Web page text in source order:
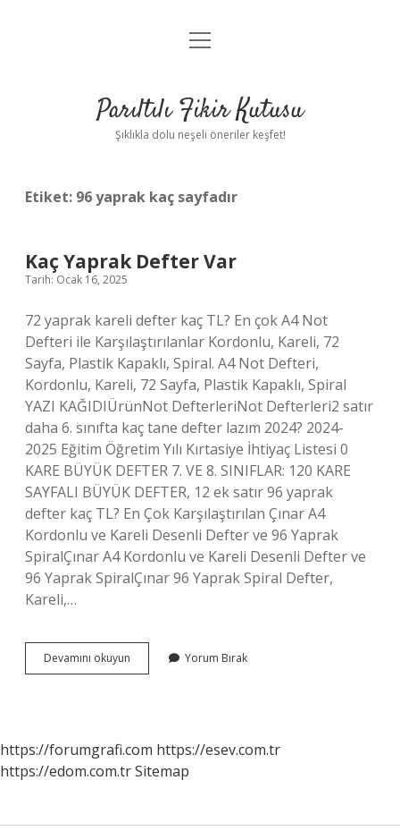
Anasayfa
Yasal Uyarı
menüyü
Parıltılı Fikir Kutusu
Şıklıkla dolu neşeli öneriler keşfet!
Etiket: 96 yaprak kaç sayfadır
Kaç Yaprak Defter Var
Tarih: Ocak 16, 2025
72 yaprak kareli defter kaç TL? En çok A4 Not
Defteri ile Karşılaştırılanlar Kordonlu, Kareli, 72
Sayfa, Plastik Kapaklı, Spiral. A4 Not Defteri,
Kordonlu, Kareli, 72 Sayfa, Plastik Kapaklı, Spiral
YAZI KAĞIDIÜrünNot DefterleriNot Defterleri2 satır
daha 6. sınıfta kaç tane defter lazım 2024? 2024-
2025 Eğitim Öğretim Yılı Kırtasiye İhtiyaç Listesi 0
KARE BÜYÜK DEFTER 7. VE 8. SINIFLAR: 120 KARE
SAYFALI BÜYÜK DEFTER, 12 ek satır 96 yaprak
defter kaç TL? En Çok Karşılaştırılan Çınar A4
Kordonlu ve Kareli Desenli Defter ve 96 Yaprak
SpiralÇınar A4 Kordonlu ve Kareli Desenli Defter ve
96 Yaprak SpiralÇınar 96 Yaprak Spiral Defter,
Kareli,…
Devamını okuyun
Yaprak
Yorum Bırak
https://forumgrafi.com https://esev.com.tr
https://edom.com.trSitemap